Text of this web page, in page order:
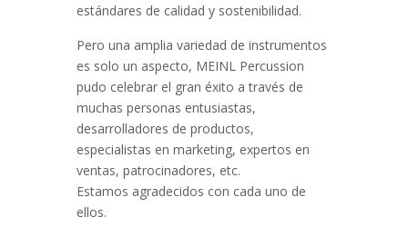
estándares de calidad y sostenibilidad.
Pero una amplia variedad de instrumentos
es solo un aspecto, MEINL Percussion
pudo celebrar el gran éxito a través de
muchas personas entusiastas,
desarrolladores de productos,
especialistas en marketing, expertos en
ventas, patrocinadores, etc.
Estamos agradecidos con cada uno de
ellos.